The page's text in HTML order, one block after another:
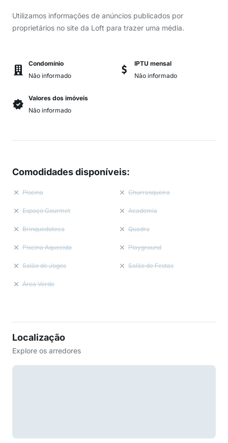
Utilizamos informações de anúncios publicados por
proprietários no site da Loft para trazer uma média.
Condomínio
Não informado
IPTU mensal
Não informado
Valores dos imóveis
Não informado
Comodidades disponíveis:
Piscina Churrasqueira
Espaço Gourmet Academia
Brinquedoteca Quadra
Piscina Aquecida Playground
Salão de Jogos Salão de Festas
Área Verde
Localização
Explore os arredores